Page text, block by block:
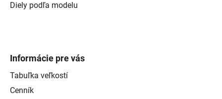
Diely podľa modelu
Informácie pre vás
Tabuľka veľkostí
Cenník